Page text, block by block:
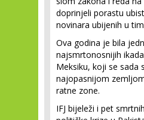
doprinjeli porastu
novinara ubijenih u
Ova godina je bila
najsmrtonosnijih
Meksiku, koji se sada
najopasnijom
ratne zone.
IFJ bijeleži i pet